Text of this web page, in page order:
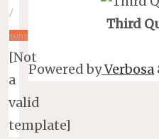
Third
Powered byVerbosa
/
suns
[Not
a
valid
template]